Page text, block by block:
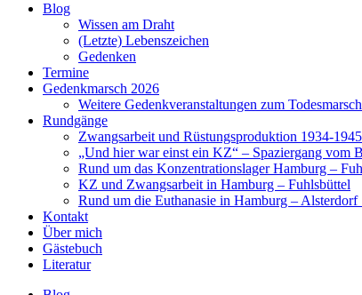
Blog
Wissen am Draht
(Letzte) Lebenszeichen
Gedenken
Termine
Gedenkmarsch 2026
Weitere Gedenkveranstaltungen zum
Rundgänge
Zwangsarbeit und Rüstungsproduktion 1934-
„Und hier war einst ein KZ“ – Spaziergang vom
Rund um das Konzentrationslager Hamburg –
KZ und Zwangsarbeit in Hamburg – Fuhlsbüttel
Rund um die Euthanasie in Hamburg – Alsterdorf
Kontakt
Über mich
Gästebuch
Literatur